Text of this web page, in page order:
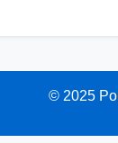
© 2025